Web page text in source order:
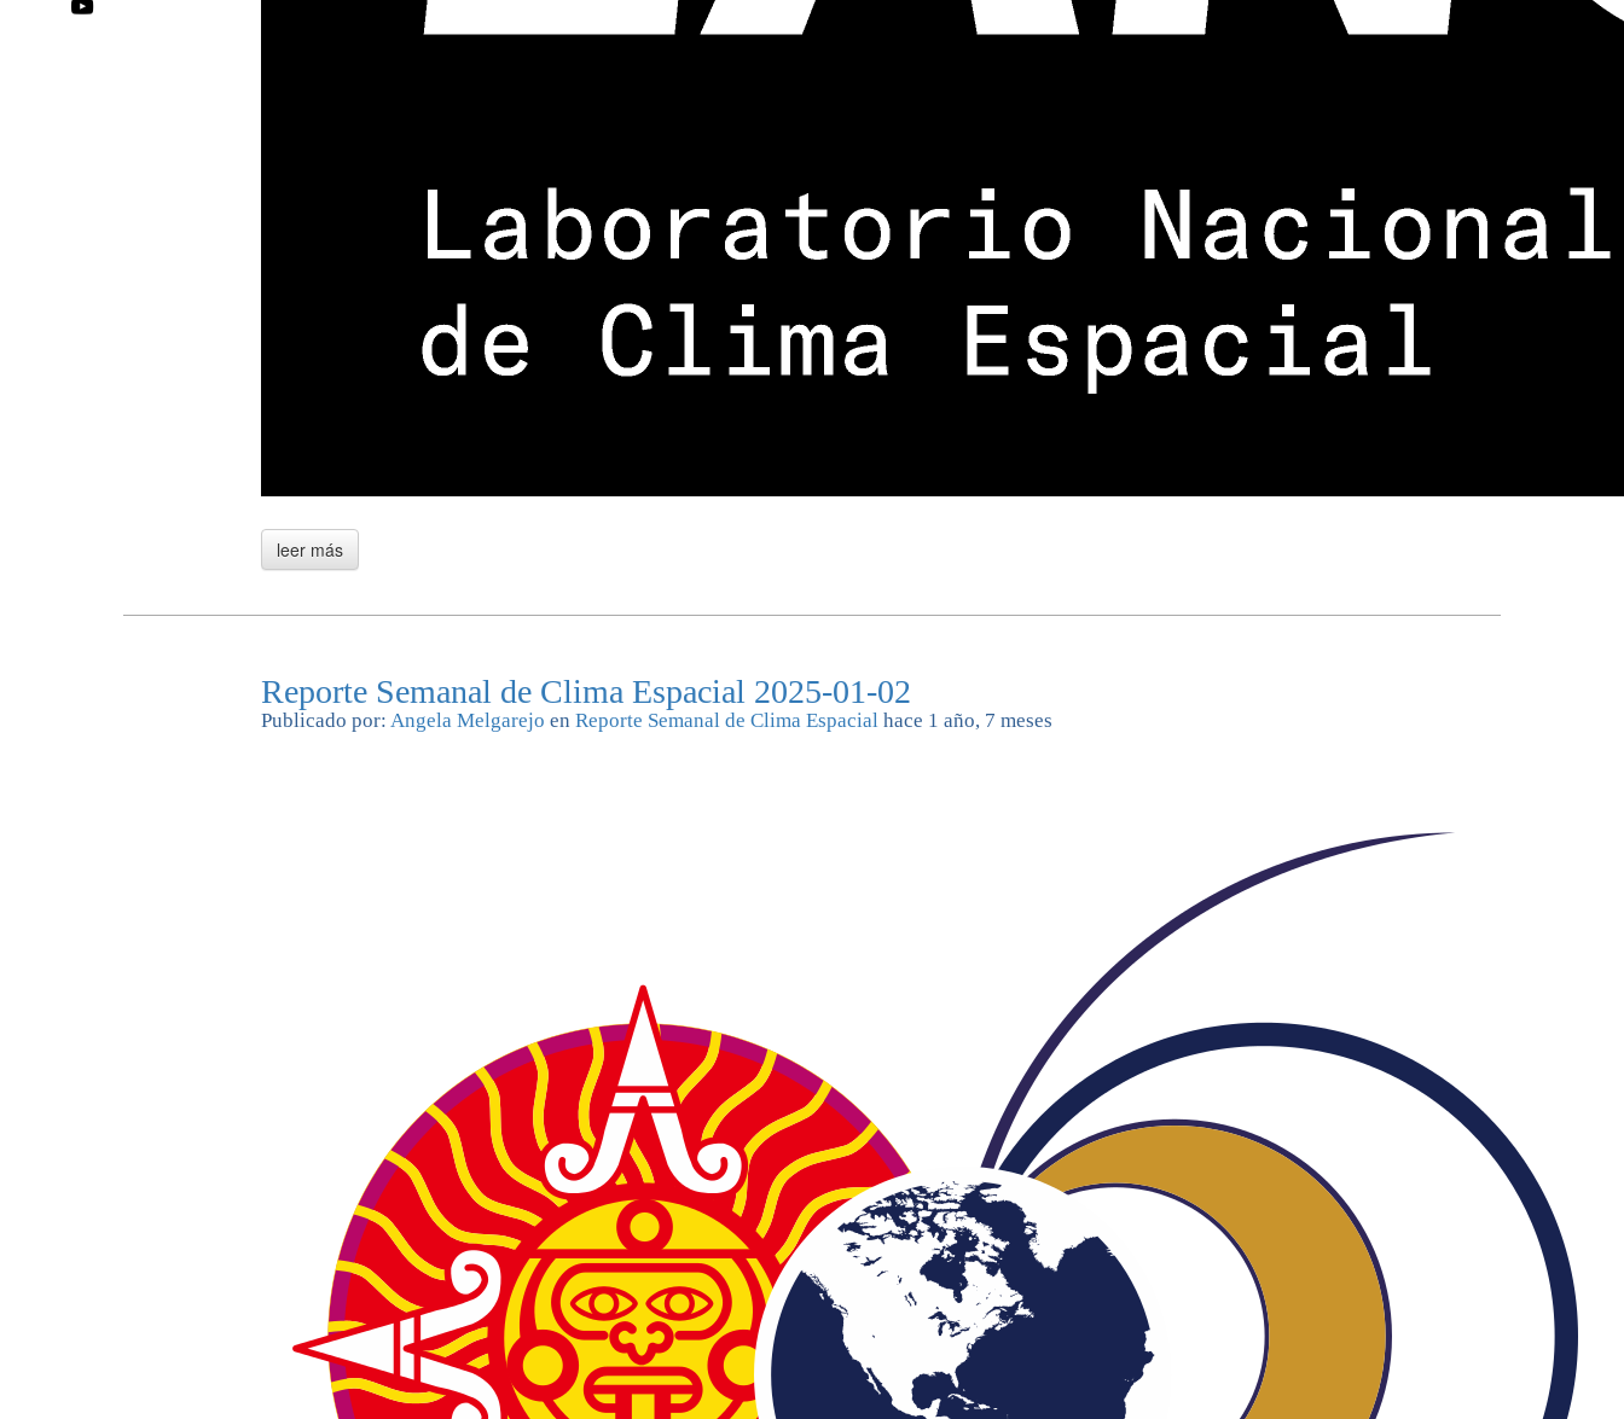
Reporte Semanal de Clima Espacial 2025-01-02
Publicado por: Angela Melgarejo en Reporte Semanal de Clima Espacial hace 1 año, 7 meses